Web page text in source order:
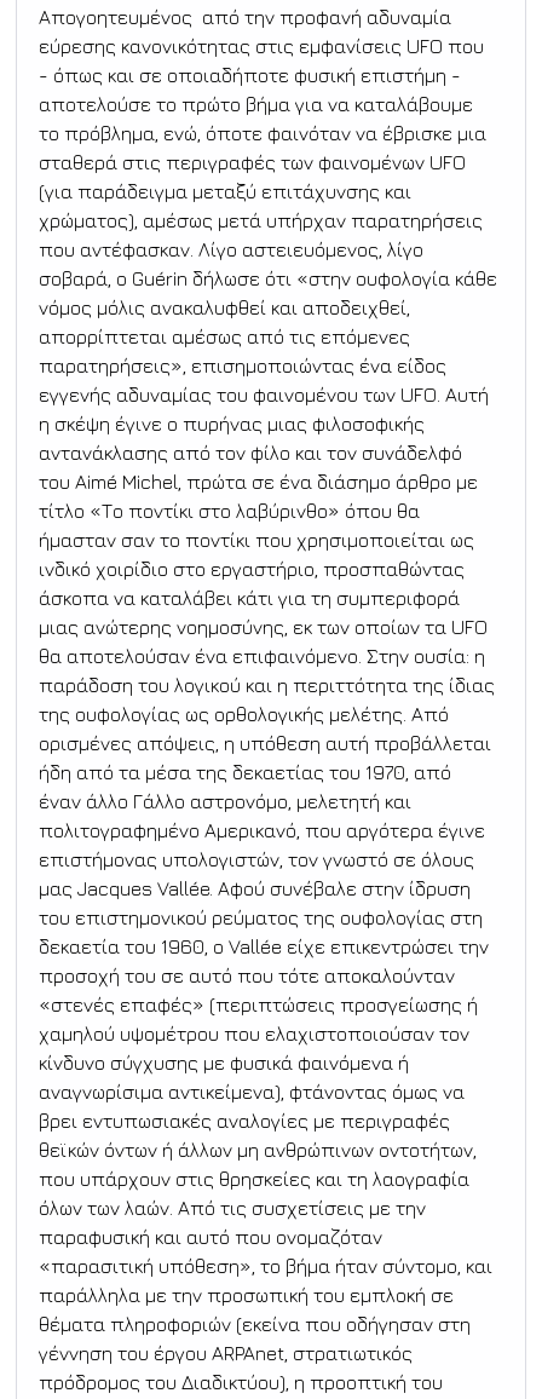
Απογοητευμένος  από την προφανή αδυναμία
εύρεσης κανονικότητας στις εμφανίσεις UFO που
- όπως και σε οποιαδήποτε φυσική επιστήμη -
αποτελούσε το πρώτο βήμα για να καταλάβουμε
το πρόβλημα, ενώ, όποτε φαινόταν να έβρισκε μια
σταθερά στις περιγραφές των φαινομένων UFO
(για παράδειγμα μεταξύ επιτάχυνσης και
χρώματος), αμέσως μετά υπήρχαν παρατηρήσεις
που αντέφασκαν. Λίγο αστειευόμενος, λίγο
σοβαρά, ο Guérin δήλωσε ότι «στην ουφολογία κάθε
νόμος μόλις ανακαλυφθεί και αποδειχθεί,
απορρίπτεται αμέσως από τις επόμενες
παρατηρήσεις», επισημοποιώντας ένα είδος
εγγενής αδυναμίας του φαινομένου των UFO. Αυτή
η σκέψη έγινε ο πυρήνας μιας φιλοσοφικής
αντανάκλασης από τον φίλο και τον συνάδελφό
του Aimé Michel, πρώτα σε ένα διάσημο άρθρο με
τίτλο «Το ποντίκι στο λαβύρινθο» όπου θα
ήμασταν σαν το ποντίκι που χρησιμοποιείται ως
ινδικό χοιρίδιο στο εργαστήριο, προσπαθώντας
άσκοπα να καταλάβει κάτι για τη συμπεριφορά
μιας ανώτερης νοημοσύνης, εκ των οποίων τα UFO
θα αποτελούσαν ένα επιφαινόμενο. Στην ουσία: η
παράδοση του λογικού και η περιττότητα της ίδιας
της ουφολογίας ως ορθολογικής μελέτης. Από
ορισμένες απόψεις, η υπόθεση αυτή προβάλλεται
ήδη από τα μέσα της δεκαετίας του 1970, από
έναν άλλο Γάλλο αστρονόμο, μελετητή και
πολιτογραφημένο Αμερικανό, που αργότερα έγινε
επιστήμονας υπολογιστών, τον γνωστό σε όλους
μας Jacques Vallée. Αφού συνέβαλε στην ίδρυση
του επιστημονικού ρεύματος της ουφολογίας στη
δεκαετία του 1960, ο Vallée είχε επικεντρώσει την
προσοχή του σε αυτό που τότε αποκαλούνταν
«στενές επαφές» (περιπτώσεις προσγείωσης ή
χαμηλού υψομέτρου που ελαχιστοποιούσαν τον
κίνδυνο σύγχυσης με φυσικά φαινόμενα ή
αναγνωρίσιμα αντικείμενα), φτάνοντας όμως να
βρει εντυπωσιακές αναλογίες με περιγραφές
θεϊκών όντων ή άλλων μη ανθρώπινων οντοτήτων,
που υπάρχουν στις θρησκείες και τη λαογραφία
όλων των λαών. Από τις συσχετίσεις με την
παραφυσική και αυτό που ονομαζόταν
«παρασιτική υπόθεση», το βήμα ήταν σύντομο, και
παράλληλα με την προσωπική του εμπλοκή σε
θέματα πληροφοριών (εκείνα που οδήγησαν στη
γέννηση του έργου ARPAnet, στρατιωτικός
πρόδρομος του Διαδικτύου), η προοπτική του